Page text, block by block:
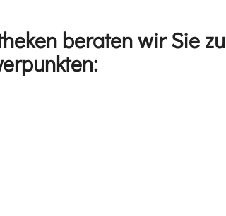
beraten wir Sie zu